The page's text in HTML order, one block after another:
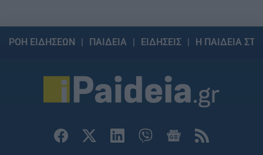
ΡΟΗ ΕΙΔΗΣΕΩΝ ΠΑΙΔΕΙΑ ΕΙΔΗΣΕΙΣ Η ΠΑΙΔΕΙΑ